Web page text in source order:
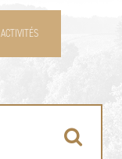
ACTIVITÉS